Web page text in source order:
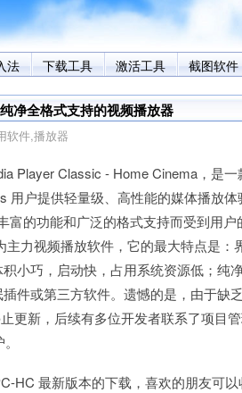
法 下载工具 激活工具 截图软件
净全格式支持的视频播放器
软件,播放器
Classic - Home Cinema，是一
用户提供轻量级、高性能的媒体播放
富的功能和广泛的格式支持而受到用
力视频播放软件，它的最大特点是：
小巧，启动快，占用系统资源低；纯
件或第三方软件。遗憾的是，由于缺
更新，后续有多位开发者联系了项目
最新版本的下载，喜欢的朋友可以